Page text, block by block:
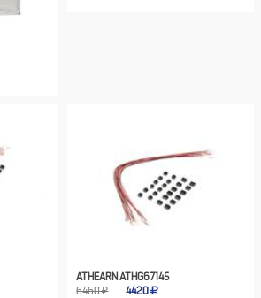
ATHEARN ATHG67145
6460 ₽
4420